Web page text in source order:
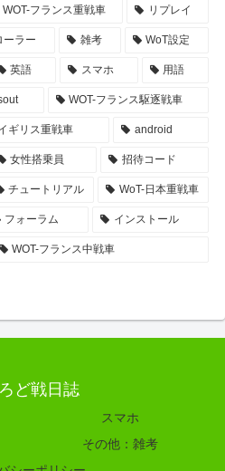
WOT-フランス重戦車 リプレイ
ーラー 雑考 WoT設定
英語 スマホ 用語
WOT-フランス駆逐戦車
ギリス重戦車 android
女性搭乗員 招待コード
チュートリアル WoT-日本重戦車
フォーラム インストール
WOT-フランス中戦車
ど戦日誌
スマホ
その他：雑考